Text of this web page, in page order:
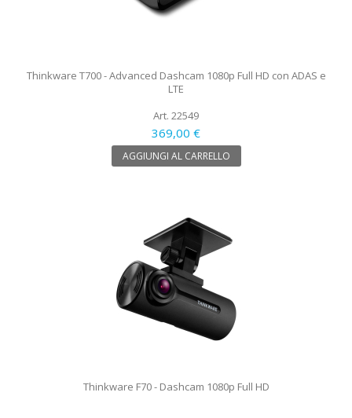
Thinkware T700 - Advanced Dashcam 1080p Full HD con ADAS e
LTE
Art. 22549
369,00 €
AGGIUNGI AL CARRELLO
Thinkware F70 - Dashcam 1080p Full HD